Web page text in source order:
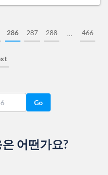
286 287 288 … 466
Go
어떤가요?